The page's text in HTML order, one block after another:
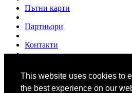
This website uses cookies to
the best experience on our
Пътни карти
Партньори
Контакти
© 2007 - 2026www.shofior.com.
Всички текстове и изображения